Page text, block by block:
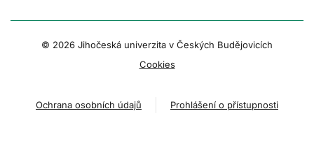
© 2026 Jihočeská univerzita v Českých Budějovicích
Cookies
Ochrana osobních údajů Prohlášení o přístupnosti